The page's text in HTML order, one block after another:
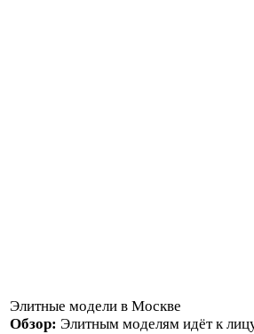
Элитные модели в Москве
Обзор: Элитным моделям идёт к